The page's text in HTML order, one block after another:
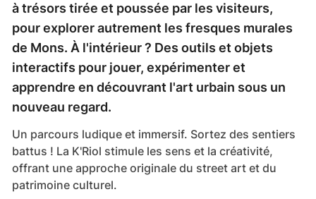
à trésors tirée et poussée par les visiteurs,
pour explorer autrement les fresques murales
de Mons. À l'intérieur ? Des outils et objets
interactifs pour jouer, expérimenter et
apprendre en découvrant l'art urbain sous un
nouveau regard.
Un parcours ludique et immersif. Sortez des sentiers
battus ! La K'Riol stimule les sens et la créativité,
offrant une approche originale du street art et du
patrimoine culturel.